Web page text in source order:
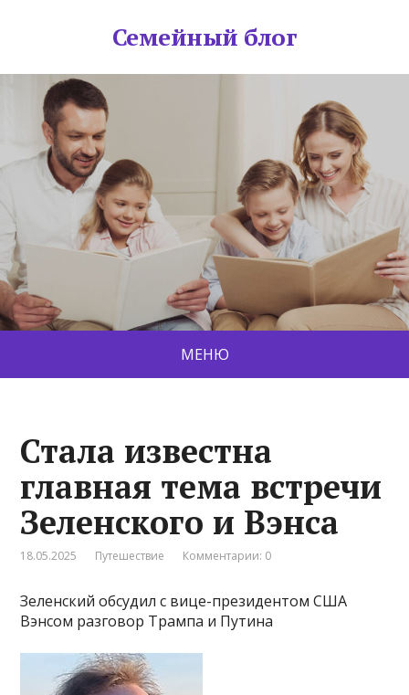
Семейный блог
МЕНЮ
Стала известна
главная тема встречи
Зеленского и Вэнса
18.05.2025 Путешествие Комментарии: 0
Зеленский обсудил с вице-президентом США
Вэнсом разговор Трампа и Путина